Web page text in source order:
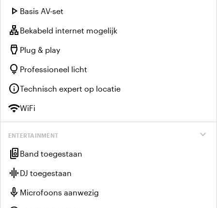
play_arrow Basis AV-set
lan Bekabeld internet mogelijk
settings_input_hdmi Plug & play
lightbulb Professioneel licht
infoTechnisch expert op locatie
wifiWiFi
expand_more
ENTERTAINMENT
speaker_group Band toegestaan
graphic_eq DJ toegestaan
mic Microfoons aanwezig